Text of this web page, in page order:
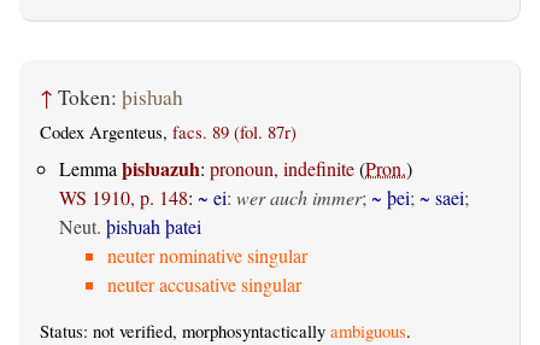
↑ Token: þisƕah
Codex Argenteus, facs. 89 (fol. 87r)
Lemmaþisƕazuh: pronoun, indefinite(Pron.)
WS 1910, p. 148: ~ ei: wer auch immer;~ þei;~ saei;
Neut. þisƕah þatei
neuter nominative singular
neuter accusative singular
Status: not verified, morphosyntactically ambiguous.